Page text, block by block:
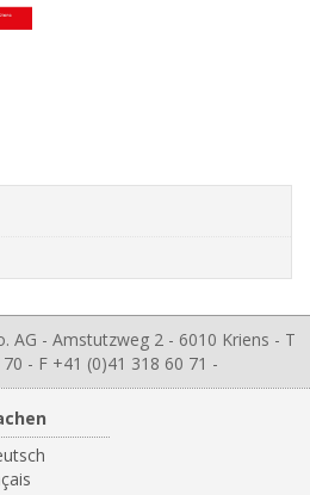
AG - Amstutzweg 2 - 6010 Kriens - T
- F +41 (0)41 318 60 71 -